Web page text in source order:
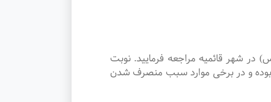
در شهر قائمیه مراجعه فرمایید. نوبت
بوده و در برخی موارد سبب منصرف شدن